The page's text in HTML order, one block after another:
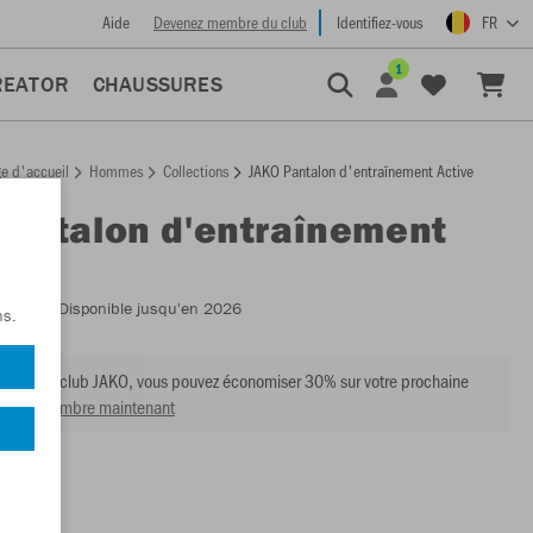
Aide Devenez membre du club Identifiez-vous FR
CHAUSSURES
1
d'accueil Hommes Collections JAKO Pantalon d'entraînement Active
Pantalon d'entraînement
- Disponible jusqu'en 2026
du club JAKO, vous pouvez économiser 30% sur votre prochaine
membre maintenant